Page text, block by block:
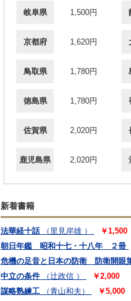
岐阜県 1,500円
京都府 1,620円
鳥取県 1,780円
徳島県 1,780円
佐賀県 2,020円
鹿児島県 2,020円
新着書籍
法華経十話 （里見岸雄 ）
￥1,500
朝日年鑑 昭和十七・十八年 ２冊
危機の足音と日本の防衛 防衛開眼
中立の条件
（辻政信 ）
￥2,000
謀略熟練工
（青山和夫）
￥5,000